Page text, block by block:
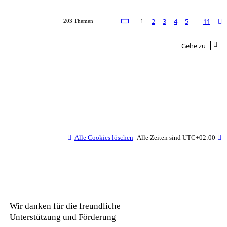
203 Themen Seite von11
1 2 3 4 5 11
Gehe zu
Alle Zeiten sind UTC+02:00
Alle Cookies löschen
Wir danken für die freundliche
Unterstützung und Förderung